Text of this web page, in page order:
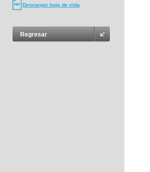
Descargar hoja de vida
Regresar